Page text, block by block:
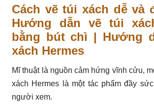
Cách vẽ túi xách dễ và
Hướng dẫn vẽ túi
bằng bút chì | Hướng
xách Hermes
Mĩ thuật là nguồn cảm hứng vĩnh cửu,
xách Hermes là một tác phẩm đầy
người xem.